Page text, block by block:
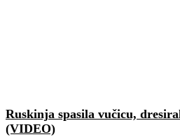
Ruskinja spasila vučicu,
(VIDEO)